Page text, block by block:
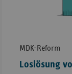
MDK-Reform
Loslösung